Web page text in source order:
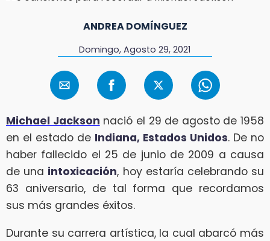
ANDREA DOMÍNGUEZ
Domingo, Agosto 29, 2021
Michael Jackson nació el 29 de agosto de 1958
en el estado de Indiana, Estados Unidos. De no
haber fallecido el 25 de junio de 2009 a causa
de una intoxicación, hoy estaría celebrando su
63 aniversario, de tal forma que recordamos
sus más grandes éxitos.
Durante su carrera artística, la cual abarcó más